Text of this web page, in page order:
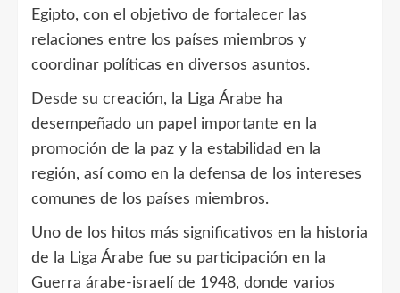
Egipto, con el objetivo de fortalecer las
relaciones entre los países miembros y
coordinar políticas en diversos asuntos.
Desde su creación, la Liga Árabe ha
desempeñado un papel importante en la
promoción de la paz y la estabilidad en la
región, así como en la defensa de los intereses
comunes de los países miembros.
Uno de los hitos más significativos en la historia
de la Liga Árabe fue su participación en la
Guerra árabe-israelí de 1948, donde varios